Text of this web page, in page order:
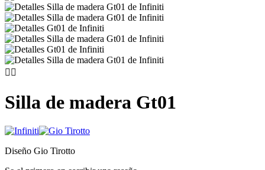
 
Silla de madera Gt01
Diseño Gio Tirotto